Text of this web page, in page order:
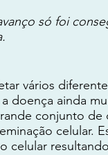
só foi
vários
doença ainda
conjunto
celular.
celular